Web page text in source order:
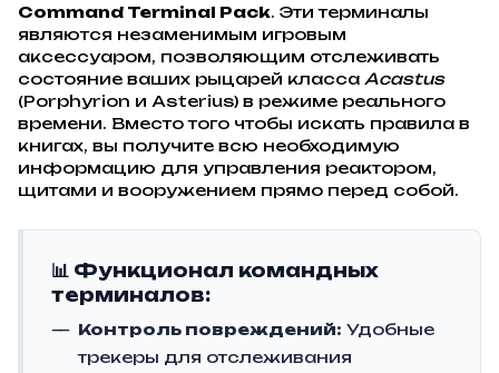
Command Terminal Pack. Эти терминалы
являются незаменимым игровым
аксессуаром, позволяющим отслеживать
состояние ваших рыцарей класса Acastus
(Porphyrion и Asterius) в режиме реального
времени. Вместо того чтобы искать правила в
книгах, вы получите всю необходимую
информацию для управления реактором,
щитами и вооружением прямо перед собой.
📊 Функционал командных
терминалов:
Контроль повреждений: Удобные
трекеры для отслеживания